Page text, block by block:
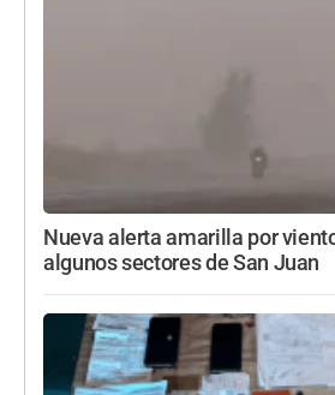
Nueva alerta amarilla por
algunos sectores de San Juan